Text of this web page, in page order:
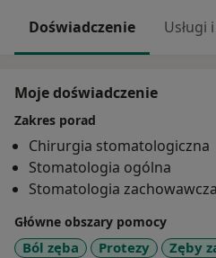
Doświadczenie Usługi
Moje doświadczenie
Zakres porad
Chirurgia stomatologiczna
Stomatologia ogólna
Stomatologia
Główne obszary pomocy
Ból zęba Protezy
Zęby